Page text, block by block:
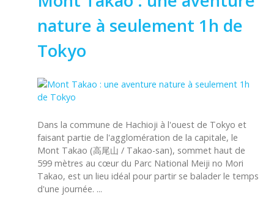
nature à seulement 1h de
Tokyo
Dans la commune de Hachioji à l'ouest de Tokyo et
faisant partie de l'agglomération de la capitale, le
Mont Takao (高尾山 / Takao-san), sommet haut de
599 mètres au cœur du Parc National Meiji no Mori
Takao, est un lieu idéal pour partir se balader le temps
d'une journée. ...